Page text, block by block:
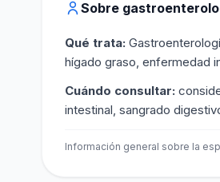
Sobre
Qué trata:
hígado graso, enfermedad
Cuándo consultar:
intestinal, sangrado
Información general sobre la